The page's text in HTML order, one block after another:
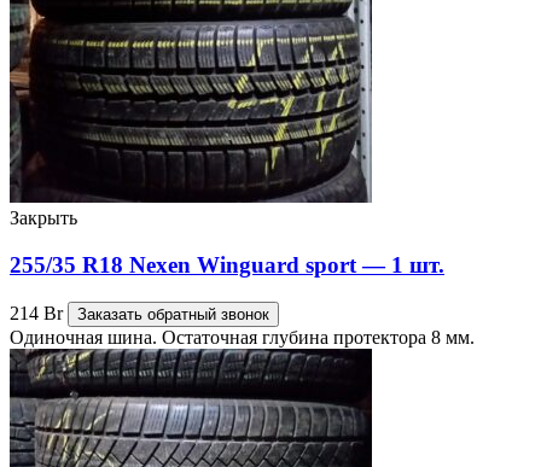
Закрыть
255/35 R18 Nexen Winguard sport — 1 шт.
214 Br Заказать обратный звонок
Одиночная шина. Остаточная глубина протектора 8 мм.